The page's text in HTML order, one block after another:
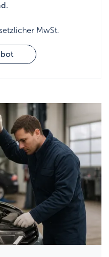
MwSt.